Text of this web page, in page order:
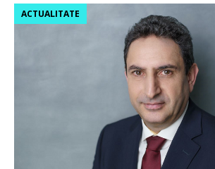
ACTUALITATE